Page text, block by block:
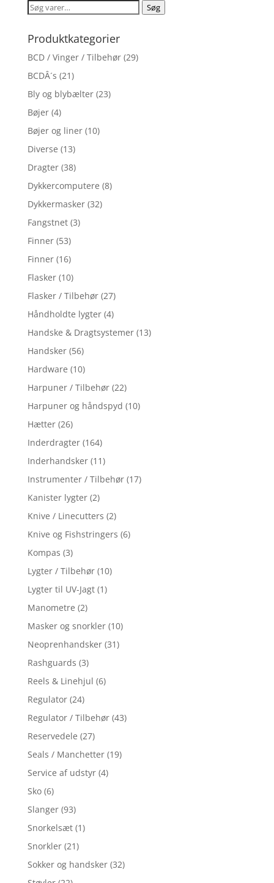
Søg
Søg
Produktkategorier
BCD / Vinger / Tilbehør (29)
BCDÂ´s (21)
Bly og blybælter (23)
Bøjer (4)
Bøjer og liner (10)
Diverse (13)
Dragter (38)
Dykkercomputere (8)
Dykkermasker (32)
Fangstnet (3)
Finner (53)
Finner (16)
Flasker (10)
Flasker / Tilbehør (27)
Håndholdte lygter (4)
Handske & Dragtsystemer (13)
Handsker (56)
Hardware (10)
Harpuner / Tilbehør (22)
Harpuner og håndspyd (10)
Hætter (26)
Inderdragter (164)
Inderhandsker (11)
Instrumenter / Tilbehør (17)
Kanister lygter (2)
Knive / Linecutters (2)
Knive og Fishstringers (6)
Kompas (3)
Lygter / Tilbehør (10)
Lygter til UV-Jagt (1)
Manometre (2)
Masker og snorkler (10)
Neoprenhandsker (31)
Rashguards (3)
Reels & Linehjul (6)
Regulator (24)
Regulator / Tilbehør (43)
Reservedele (27)
Seals / Manchetter (19)
Service af udstyr (4)
Sko (6)
Slanger (93)
Snorkelsæt (1)
Snorkler (21)
Sokker og handsker (32)